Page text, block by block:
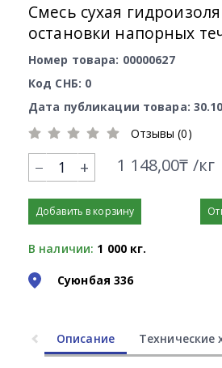
Смесь сухая
остановки напорных
Номер товара: 00000627
Код СНБ: 0
Дата публикации товара:
Отзывы (0)
+ 1 148,00₸ /кг
Добавить в корзину
В наличии: 1 000 кг.
Суюнбая 336
Описание Технические